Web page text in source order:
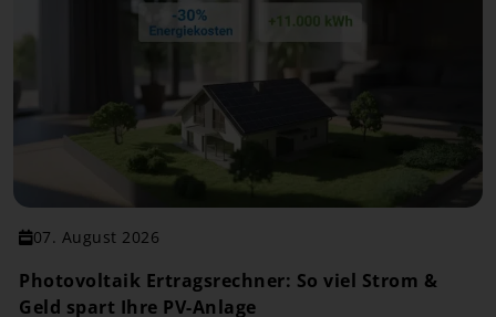
07. August 2026
Photovoltaik Ertragsrechner: So viel Strom &
Geld spart Ihre PV-Anlage